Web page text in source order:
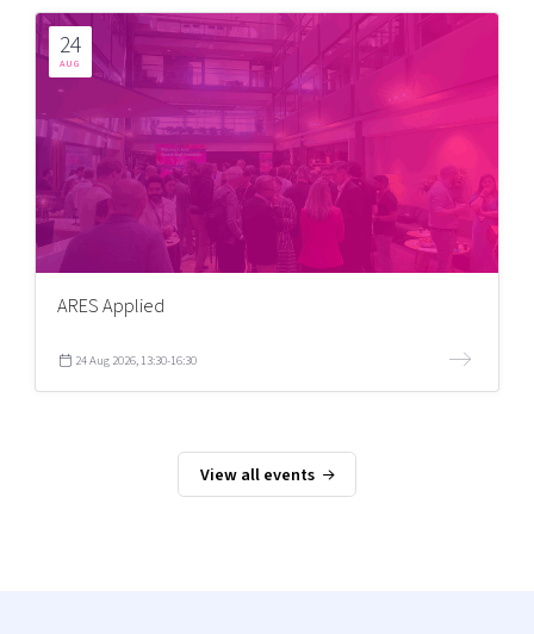
24
AUG
ARES Applied
24 Aug 2026, 13:30-16:30
View all events